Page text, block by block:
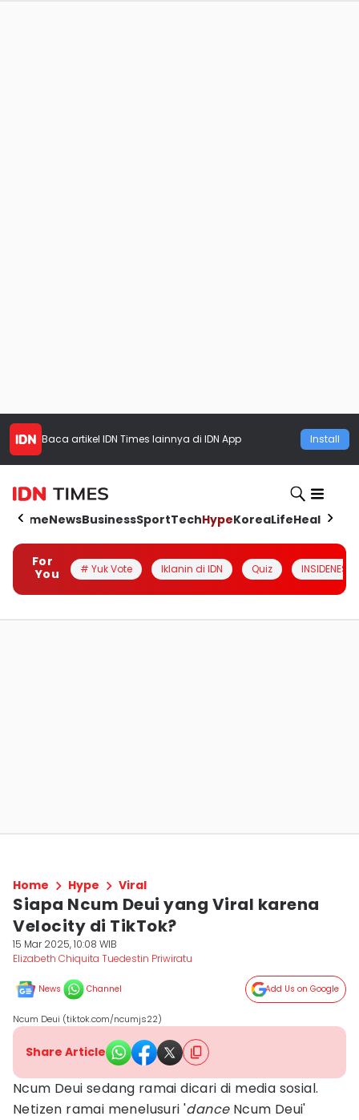
Baca artikel IDN Times lainnya di IDN App Install
HomeNewsBusinessSportTechHypeKoreaLifeHealth
For
You
# Yuk Vote Iklanin di IDN Quiz INSIDENESIA
Home Hype Viral
Siapa Ncum Deui yang Viral karena
Velocity di TikTok?
15 Mar 2025, 10:08 WIB
Elizabeth Chiquita Tuedestin Priwiratu
News Channel Add Us on Google
Ncum Deui (tiktok.com/ncumjs22)
Share Article
Ncum Deui sedang ramai dicari di media sosial.
Netizen ramai menelusuri 'danceNcum Deui'